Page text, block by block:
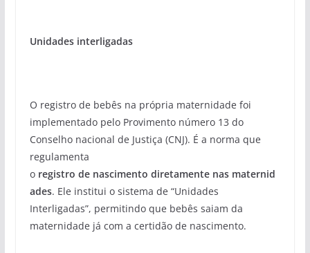
Unidades interligadas
O registro de bebês na própria maternidade foi
implementado pelo Provimento número 13 do
Conselho nacional de Justiça (CNJ). É a norma que
regulamenta
o registro de nascimento diretamente nas maternid
ades. Ele institui o sistema de “Unidades
Interligadas”, permitindo que bebês saiam da
maternidade já com a certidão de nascimento.